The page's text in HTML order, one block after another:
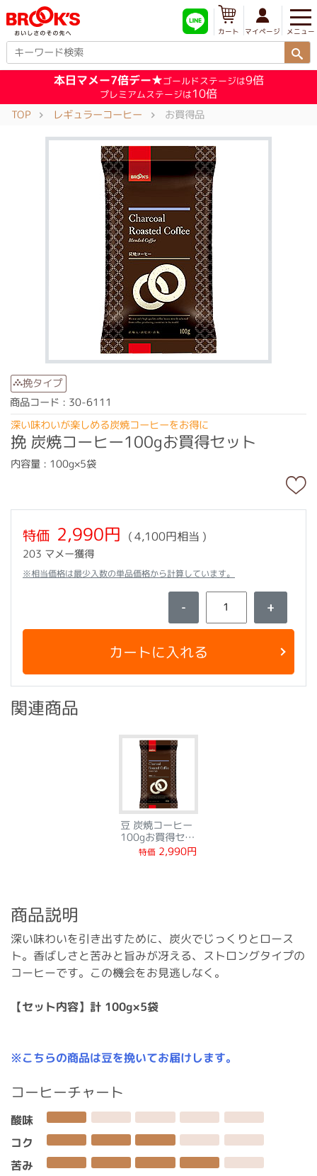
メニュー
マイページ
カート
本日マメー7倍デー★ゴールドステージは9倍
プレミアムステージは10倍
TOP レギュラーコーヒー お買得品
挽タイプ
商品コード : 30-6111
深い味わいが楽しめる炭焼コーヒーをお得に
挽 炭焼コーヒー100gお買得セット
内容量 : 100g×5袋
特価 2,990円 ( 4,100円相当 )
203 マメー獲得
※相当価格は最少入数の単品価格から計算しています。
- +
カートに入れる
関連商品
豆 炭焼コーヒー
100gお買得セッ
特価 2,990円
商品説明
深い味わいを引き出すために、炭火でじっくりとロース
ト。香ばしさと苦みと旨みが冴える、ストロングタイプの
コーヒーです。この機会をお見逃しなく。
【セット内容】計 100g×5袋
※こちらの商品は豆を挽いてお届けします。
コーヒーチャート
酸味
コク
苦み